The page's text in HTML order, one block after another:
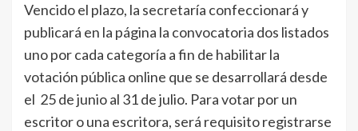
Vencido el plazo, la secretaría confeccionará y
publicará en la página la convocatoria dos listados
uno por cada categoría a fin de habilitar la
votación pública online que se desarrollará desde
el 25 de junio al 31 de julio. Para votar por un
escritor o una escritora, será requisito registrarse